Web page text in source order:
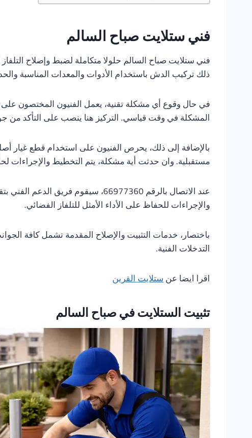
فني ستلايت صباح السالم
فني ستلايت صباح السالم حلولا متكاملة لضبط وإصلاح
ذلك تركيب الدش باستخدام الأدوات والمعدات المناسبة
في حال وقوع أي مشكلة تقنية، يعمل الفنيون المختصون
المشكلة في وقت قياسي. التركيز هنا ينصب على التأكد من
بالإضافة إلى ذلك، يحرص الفنيون على استخدام قطع غيار
مستقبلية. وان حدثت أية مشكلة، يتم التخطيط والإجراءات
عند الاتصال بالرقم 66977360،
والإجراءات للحفاظ على الأداء الأمثل للتلفاز الفضائي.
باختصار، خدمات التثبيت والإصلاح المقدمة تشمل كافة
التدخلات الفنية.
اقرا ايضا عنستلايت القرين
تثبيت الستلايت في صباح السالم